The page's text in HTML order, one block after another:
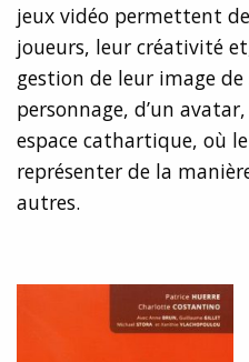
jeux vidéo permettent
joueurs, leur créativité
gestion de leur image de
personnage, d’un
espace cathartique, où
représenter de la
autres.